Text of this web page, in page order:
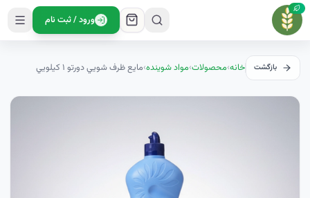
ورود / ثبت نام
بازگشت خانه›محصولات›مواد شوینده›مايع ظرف شويي دورتو ۱ کيلويي